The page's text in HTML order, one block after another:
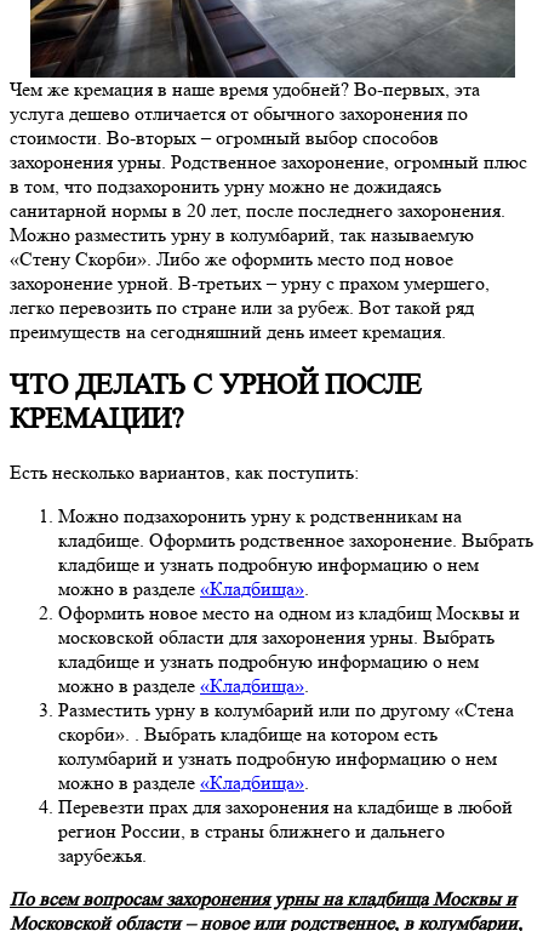
Чем же кремация в наше время удобней? Во-первых, эта
услуга дешево отличается от обычного захоронения по
стоимости. Во-вторых – огромный выбор способов
захоронения урны. Родственное захоронение, огромный плюс
в том, что подзахоронить урну можно не дожидаясь
санитарной нормы в 20 лет, после последнего захоронения.
Можно разместить урну в колумбарий, так называемую
«Стену Скорби». Либо же оформить место под новое
захоронение урной. В-третьих – урну с прахом умершего,
легко перевозить по стране или за рубеж. Вот такой ряд
преимуществ на сегодняшний день имеет кремация.
ЧТО ДЕЛАТЬ С УРНОЙ ПОСЛЕ
КРЕМАЦИИ?
Есть несколько вариантов, как поступить:
Можно подзахоронить урну к родственникам на
кладбище. Оформить родственное захоронение. Выбрать
кладбище и узнать подробную информацию о нем
можно в разделе «Кладбища».
Оформить новое место на одном из кладбищ Москвы и
московской области для захоронения урны. Выбрать
кладбище и узнать подробную информацию о нем
можно в разделе «Кладбища».
Разместить урну в колумбарий или по другому «Стена
скорби». . Выбрать кладбище на котором есть
колумбарий и узнать подробную информацию о нем
можно в разделе «Кладбища».
Перевезти прах для захоронения на кладбище в любой
регион России, в страны ближнего и дальнего
зарубежья.
По всем вопросам захоронения урны на кладбища Москвы и
Московской области – новое или родственное, в колумбарии,